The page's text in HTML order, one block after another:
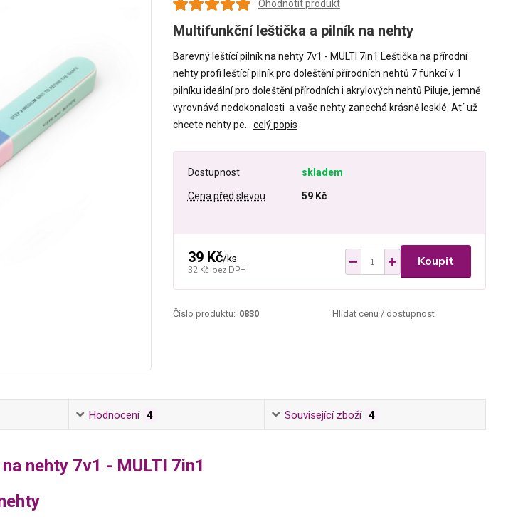
Ohodnotit produkt
Multifunkční leštička a pilník na nehty
Barevný leštící pilník na nehty 7v1 - MULTI 7in1 Leštička na přírodní
nehty profi leštící pilník pro doleštění přírodních nehtů 7 funkcí v 1
pilníku ideální pro doleštění přírodních i akrylových nehtů Piluje, jemně
vyrovnává nedokonalosti a vaše nehty zanechá krásně lesklé. At´ už
chcete nehty pe... celý popis
Dostupnost skladem
Cena před slevou 59 Kč
39 Kč/ks
32 Kč bez DPH
Koupit
Číslo produktu: 0830 Hlídat cenu / dostupnost
Hodnocení 4 Související zboží 4
nehty 7v1 - MULTI 7in1